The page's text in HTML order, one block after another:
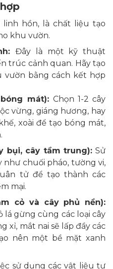
linh hồn, là chất liệu tạo
khu vườn.
Đây là một kỹ thuật
trúc cảnh quan. Hãy tạo
vườn bằng cách kết hợp
mát): Chọn 1-2 cây
vừng, giáng hương, hay
xoài để tạo bóng mát,
bụi, cây tầm trung): Sử
như chuối pháo, tường vi,
tử để tạo thành các
mại.
cỏ và cây phủ nền):
lá gừng cùng các loại cây
xỉ, mắt nai sẽ lấp đầy các
nên một bề mặt xanh
sử dụng các vật liệu tự